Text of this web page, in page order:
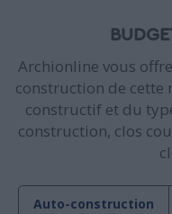
Archionline vous
construction de cette
constructif et du
construction, clos
Auto-construction